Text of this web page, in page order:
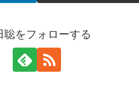
聡をフォローする